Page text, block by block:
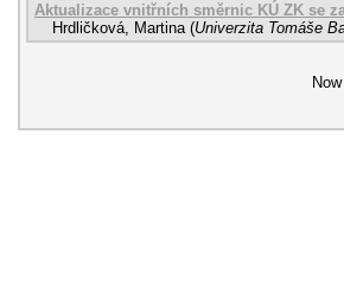
Aktualizace vnitřních směrnic KÚ ZK se
Hrdličková, Martina (Univerzita Tomáše